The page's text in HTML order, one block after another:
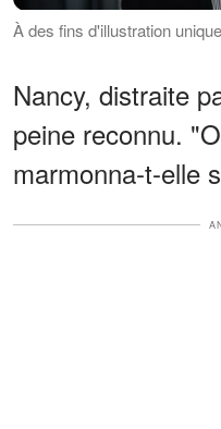
À des fins d'illustration
Nancy, distraite
peine reconnu.
marmonna-t-elle